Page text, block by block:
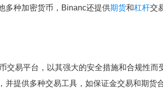
多种加密货币，Binanc还提供期货和杠杆交
交易平台，以其强大的安全措施和合规性而
提供多种交易工具，如保证金交易和期货合